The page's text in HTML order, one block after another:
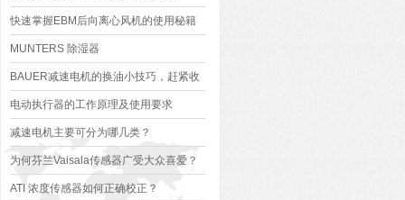
快速掌握EBM后向离心风机的使用秘籍
MUNTERS 除湿器
BAUER减速电机的换油小技巧，赶紧收
藏吧！
电动执行器的工作原理及使用要求
减速电机主要可分为哪几类？
为何芬兰Vaisala传感器广受大众喜爱？
ATI 浓度传感器如何正确校正？